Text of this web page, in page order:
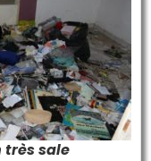
très sale